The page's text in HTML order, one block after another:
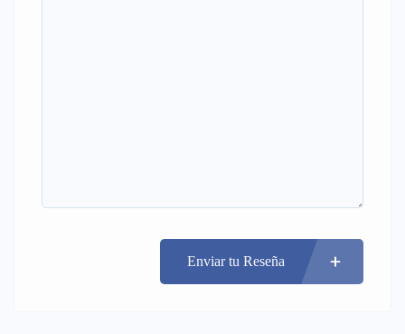
Enviar tu Reseña